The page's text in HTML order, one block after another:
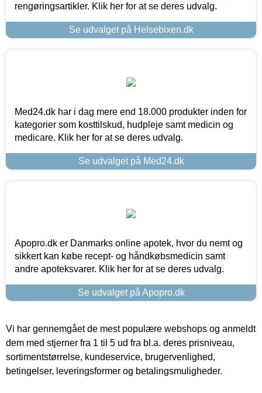
rengøringsartikler. Klik her for at se deres udvalg.
Se udvalget på Helsebixen.dk
Med24.dk har i dag mere end 18.000 produkter inden for
kategorier som kosttilskud, hudpleje samt medicin og
medicare. Klik her for at se deres udvalg.
Se udvalget på Med24.dk
Apopro.dk er Danmarks online apotek, hvor du nemt og
sikkert kan købe recept- og håndkøbsmedicin samt
andre apoteksvarer. Klik her for at se deres udvalg.
Se udvalget på Apopro.dk
Vi har gennemgået de mest populære webshops og anmeldt
dem med stjerner fra 1 til 5 ud fra bl.a. deres prisniveau,
sortimentstørrelse, kundeservice, brugervenlighed,
betingelser, leveringsformer og betalingsmuligheder.